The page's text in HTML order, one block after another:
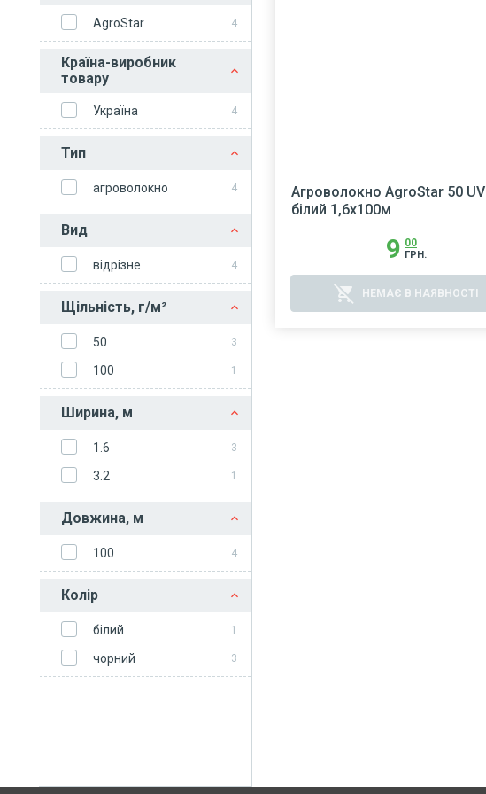
AgroStar 4
Країна-виробник
товару
Україна 4
Тип
агроволокно 4
Вид
відрізне 4
Щільність, г/м²
50 3
100 1
Ширина, м
1.6 3
3.2 1
Довжина, м
100 4
Колір
білий 1
чорний 3
Агроволокно AgroStar 50 UV
білий 1,6х100м
9 00
ГРН.
remove_shopping_cart НЕМАЄ В НАЯВНОСТІ